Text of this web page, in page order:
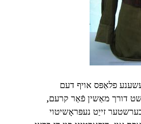
פלאַפּס אויף דעם
דורך מאַשין פֿאַר קרעם,
זייַט נעפּראָשיטוי